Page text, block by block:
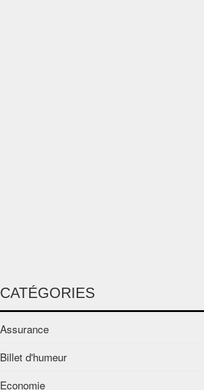
CATÉGORIES
Assurance
Billet d'humeur
Economie